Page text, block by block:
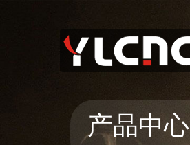
产品中心 产品中心